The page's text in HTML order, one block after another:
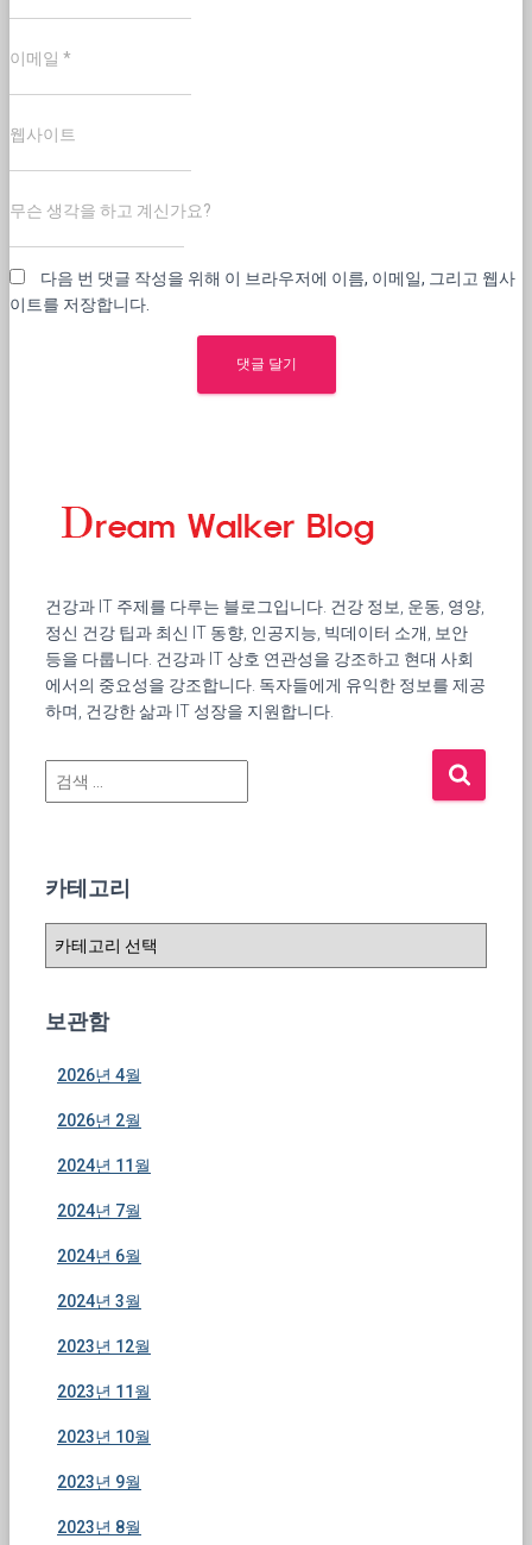
이메일 *
웹사이트
무슨 생각을 하고 계신가요?
다음 번 댓글 작성을 위해 이 브라우저에 이름, 이메일, 그리고 웹사
이트를 저장합니다.
건강과 IT 주제를 다루는 블로그입니다. 건강 정보, 운동, 영양,
정신 건강 팁과 최신 IT 동향, 인공지능, 빅데이터 소개, 보안
등을 다룹니다. 건강과 IT 상호 연관성을 강조하고 현대 사회
에서의 중요성을 강조합니다. 독자들에게 유익한 정보를 제공
하며, 건강한 삶과 IT 성장을 지원합니다.
검
색
카테고리
리
보관함
2026년 4월
2026년 2월
2024년 11월
2024년 7월
2024년 6월
2024년 3월
2023년 12월
2023년 11월
2023년 10월
2023년 9월
2023년 8월